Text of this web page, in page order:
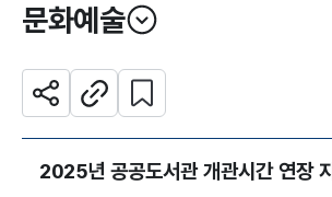
문화예술
열기
공유하기주소복사
관심 콘텐츠 설정하기
2025년 공공도서관 개관시간 연장